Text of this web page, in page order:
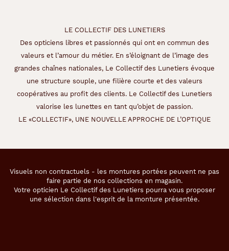
Détails
techniques
de
LE COLLECTIF DES LUNETIERS
Des opticiens libres et passionnés qui ont en commun des
valeurs et l’amour du métier. En s’éloignant de l’image des
grandes chaînes nationales, Le Collectif des Lunetiers évoque
une structure souple, une filière courte et des valeurs
coopératives au profit des clients. Le Collectif des Lunetiers
valorise les lunettes en tant qu’objet de passion.
LE «COLLECTIF», UNE NOUVELLE APPROCHE DE L’OPTIQUE
Visuels non contractuels - les montures portées peuvent ne pas
faire partie de nos collections en magasin.
Votre opticien Le Collectif des Lunetiers pourra vous proposer
une sélection dans l'esprit de la monture présentée.